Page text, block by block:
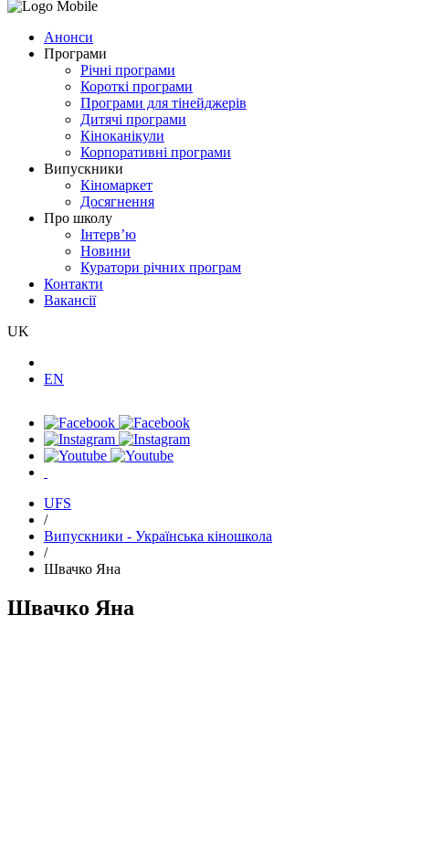
Анонси
Програми
Річні програми
Короткі програми
Програми для тінейджерів
Дитячі програми
Кіноканікули
Корпоративні програми
Випускники
Кіномаркет
Досягнення
Про школу
Інтерв’ю
Новини
Куратори річних програм
Контакти
Вакансії
UK
EN
UFS
/
Випускники - Українська кіношкола
/
Швачко Яна
Швачко Яна